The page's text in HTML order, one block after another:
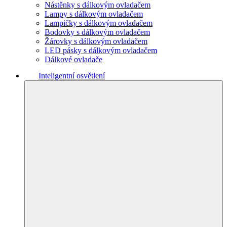
Nástěnky s dálkovým ovladačem
Lampy s dálkovým ovladačem
Lampičky s dálkovým ovladačem
Bodovky s dálkovým ovladačem
Žárovky s dálkovým ovladačem
LED pásky s dálkovým ovladačem
Dálkové ovladače
Inteligentní osvětlení